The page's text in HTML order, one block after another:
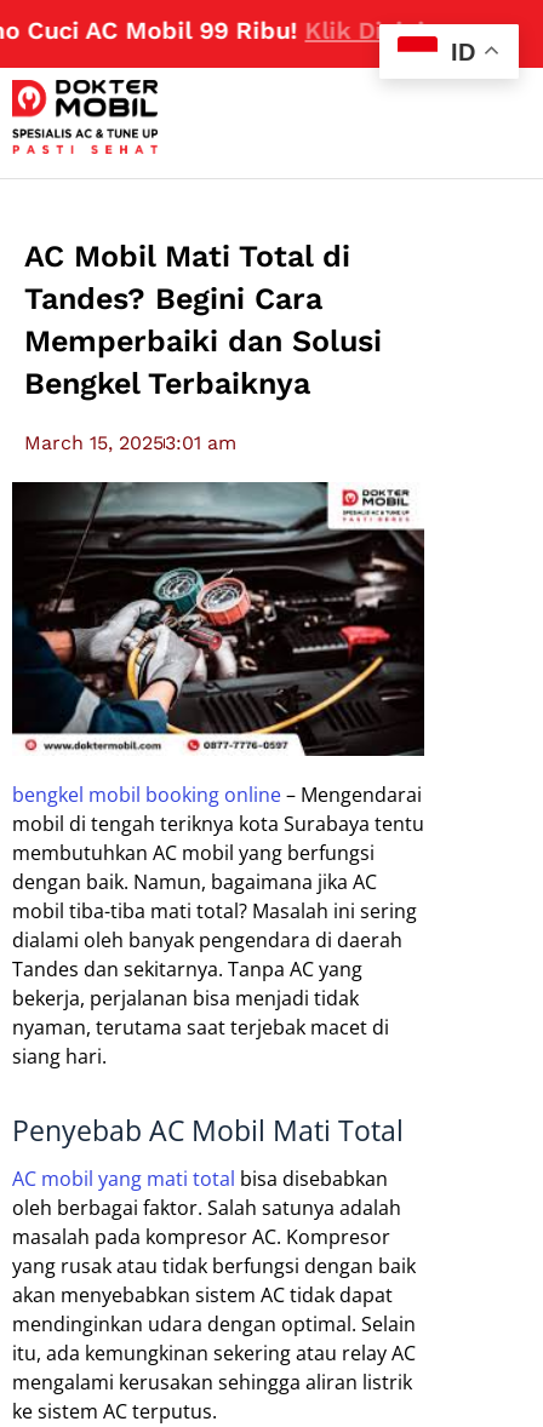
AC Mobil 99 Ribu!Klik Disini
AC Mobil Mati Total di
Tandes? Begini Cara
Memperbaiki dan Solusi
Bengkel Terbaiknya
March 15, 20253:01 am
bengkel mobil booking online– Mengendarai
mobil di tengah teriknya kota Surabaya tentu
membutuhkan AC mobil yang berfungsi
dengan baik. Namun, bagaimana jika AC
mobil tiba-tiba mati total? Masalah ini sering
dialami oleh banyak pengendara di daerah
Tandes dan sekitarnya. Tanpa AC yang
bekerja, perjalanan bisa menjadi tidak
nyaman, terutama saat terjebak macet di
siang hari.
Penyebab AC Mobil Mati Total
AC mobil yang mati total bisa disebabkan
oleh berbagai faktor. Salah satunya adalah
masalah pada kompresor AC. Kompresor
yang rusak atau tidak berfungsi dengan baik
akan menyebabkan sistem AC tidak dapat
mendinginkan udara dengan optimal. Selain
itu, ada kemungkinan sekering atau relay AC
mengalami kerusakan sehingga aliran listrik
ke sistem AC terputus.
ID